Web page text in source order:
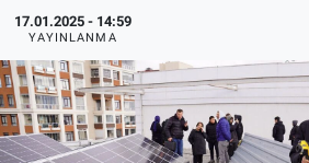
17.01.2025 - 14:59
YAYINLANMA
ASAYİŞ